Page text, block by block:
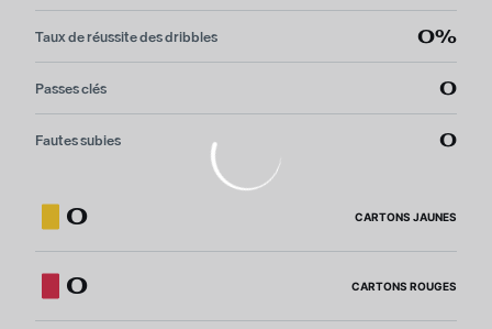
Taux de réussite des dribbles 0%
Passes clés 0
Fautes subies 0
0 CARTONS JAUNES
0 CARTONS ROUGES